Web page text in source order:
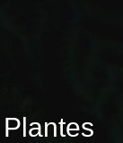
Plantes